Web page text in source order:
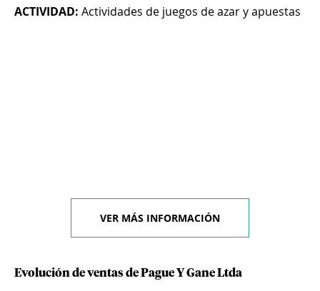
ACTIVIDAD: Actividades de juegos de azar y apuestas
VER MÁS INFORMACIÓN
Evolución de ventas de Pague Y Gane Ltda